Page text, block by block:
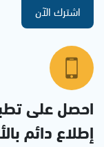
اشترك الآن
احصل على
إطلاع دائم